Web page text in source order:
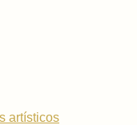
artísticos